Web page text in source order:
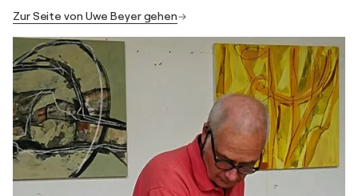
Zur Seite von Uwe Beyer gehen